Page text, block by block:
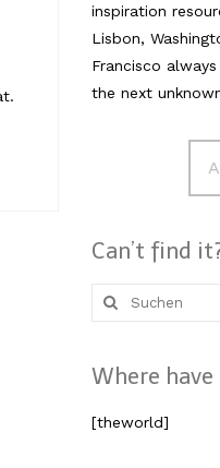
inspiration
Lisbon,
Francisco
the next
Can’t find
Suche
nach:
Where have
[theworld]